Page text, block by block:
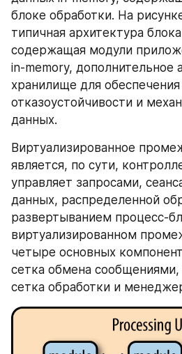
блоке обработки. На
типичная архитектура
содержащая модули
in-memory, дополнительное
хранилище для обеспечения
отказоустойчивости и
данных.
Виртуализированное
является, по сути,
управляет запросами,
данных, распределенной
развертыванием процесс-
виртуализированном
четыре основных
сетка обмена сообщениями,
сетка обработки и